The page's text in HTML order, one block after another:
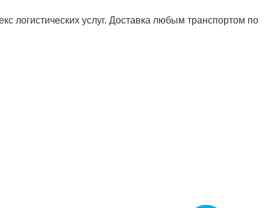
логистических услуг. Доставка любым транспортом по